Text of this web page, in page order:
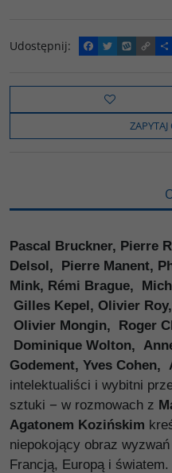
Udostępnij:
F
a
e
o
k
T
w
t
t
e
W
y
o
C
o
y
i
n
k
P
o
z
e
l
s
Pascal Bruckner, Pierre
Delsol, Pierre Manent,
Mink, Rémi Brague,
Gilles Kepel, Olivier
Olivier Mongin, Roger
Dominique Wolton,
Godement, Yves Cohen,
intelektualiści i wybitni
sztuki − w rozmowach z
Agatonem Kozińskim
niepokojący obraz
Francją, Europą i